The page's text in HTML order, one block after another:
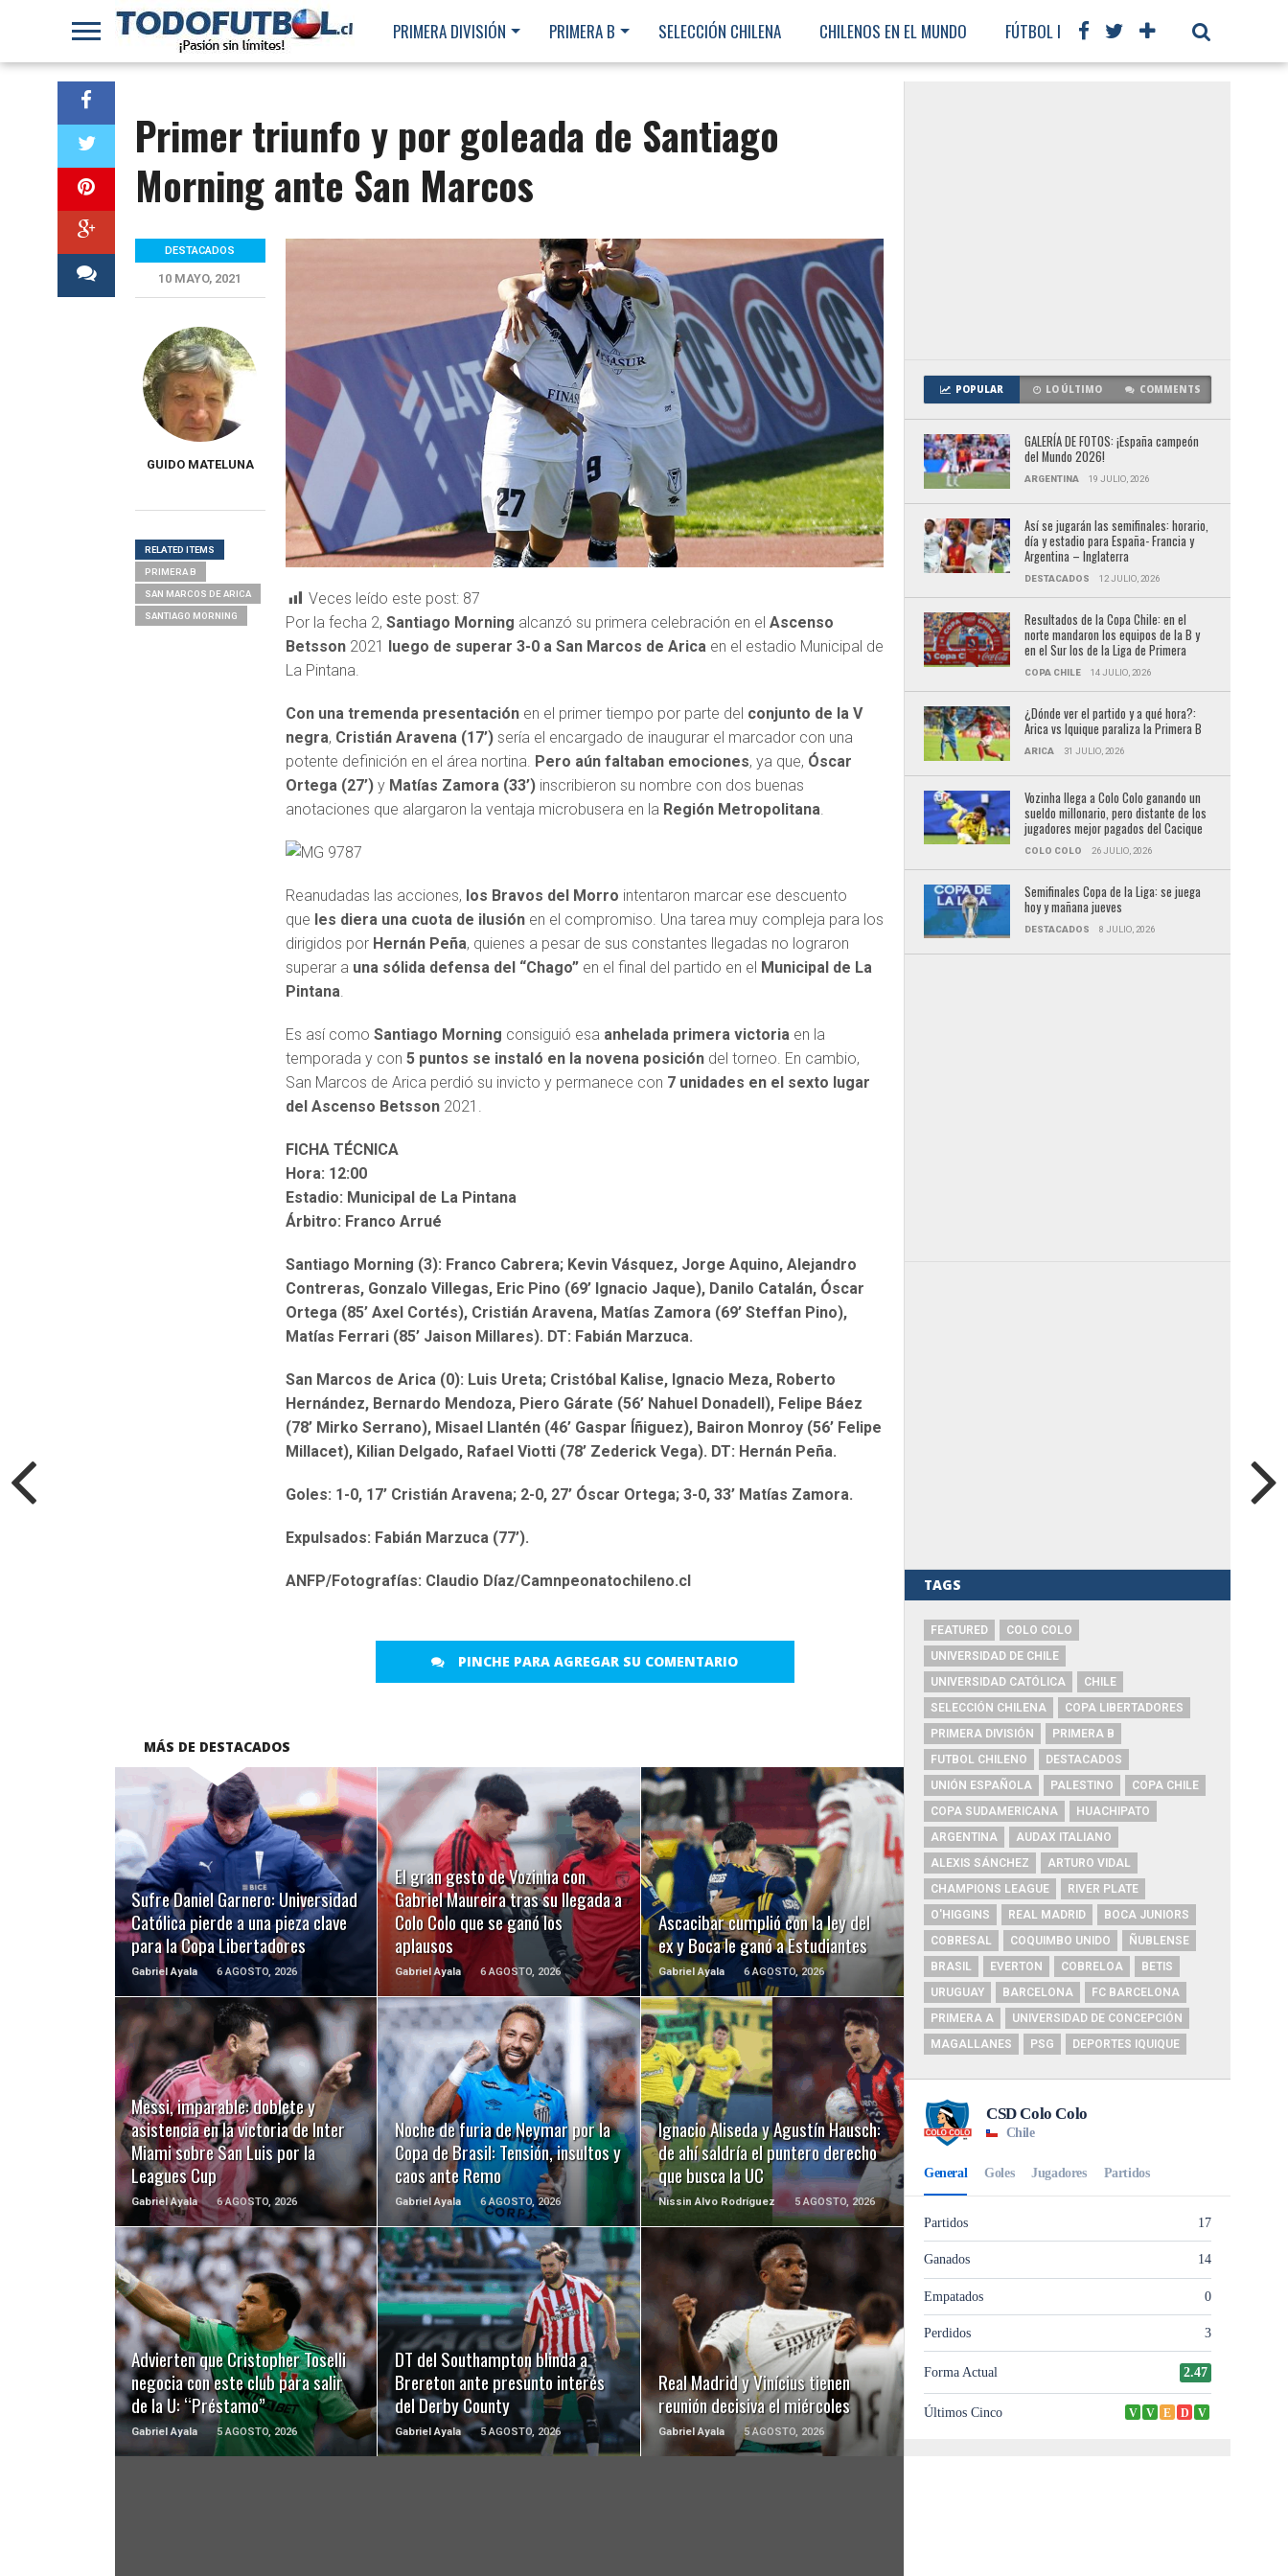
PRIMERA DIVISIÓN PRIMERA B SELECCIÓN CHILENA CHILENOS EN EL MUNDO FÚTBOL INTERNACIONAL
Primer triunfo y por goleada de Santiago
Morning ante San Marcos
Veces leído este post: 87
Por la fecha 2,Santiago Morning alcanzó su primera celebración en elAscenso
Betsson 2021 luego de superar 3-0 a San Marcos de Arica en el estadio Municipal de
La Pintana.
Con una tremenda presentación en el primer tiempo por parte del conjunto de la V
negra, Cristián Aravena (17’) sería el encargado de inaugurar el marcador con una
potente definición en el área nortina. Pero aún faltaban emociones, ya que, Óscar
Ortega (27’)y Matías Zamora (33’) inscribieron su nombre con dos buenas
anotaciones que alargaron la ventaja microbusera en la Región Metropolitana.
Reanudadas las acciones, los Bravos del Morro intentaron marcar ese descuento
que les diera una cuota de ilusión en el compromiso. Una tarea muy compleja para los
dirigidos por Hernán Peña, quienes a pesar de sus constantes llegadas no lograron
superar a una sólida defensa del “Chago” en el final del partido en el Municipal de La
Pintana.
Es así comoSantiago Morning consiguió esa anhelada primera victoria en la
temporada y con5 puntos se instaló en la novena posición del torneo. En cambio,
San Marcos de Arica perdió su invicto y permanece con 7 unidades en el sexto lugar
del Ascenso Betsson 2021.
FICHA TÉCNICA
Hora: 12:00
Estadio: Municipal de La Pintana
Árbitro: Franco Arrué
Santiago Morning (3): Franco Cabrera; Kevin Vásquez, Jorge Aquino, Alejandro
Contreras, Gonzalo Villegas, Eric Pino (69’ Ignacio Jaque), Danilo Catalán, Óscar
Ortega (85’ Axel Cortés), Cristián Aravena, Matías Zamora (69’ Steffan Pino),
Matías Ferrari (85’ Jaison Millares). DT: Fabián Marzuca.
San Marcos de Arica (0): Luis Ureta; Cristóbal Kalise, Ignacio Meza, Roberto
Hernández, Bernardo Mendoza, Piero Gárate (56’ Nahuel Donadell), Felipe Báez
(78’ Mirko Serrano), Misael Llantén (46’ Gaspar Íñiguez), Bairon Monroy (56’ Felipe
Millacet), Kilian Delgado, Rafael Viotti (78’ Zederick Vega). DT: Hernán Peña.
Goles: 1-0, 17’ Cristián Aravena; 2-0, 27’ Óscar Ortega; 3-0, 33’ Matías Zamora.
Expulsados: Fabián Marzuca (77’).
ANFP/Fotografías: Claudio Díaz/Camnpeonatochileno.cl
PINCHE PARA AGREGAR SU COMENTARIO
DESTACADOS
10 MAYO, 2021
GUIDO MATELUNA
RELATED ITEMS
PRIMERA B
SAN MARCOS DE ARICA
SANTIAGO MORNING
MÁS DE DESTACADOS
Sufre Daniel Garnero: Universidad
Católica pierde a una pieza clave
para la Copa Libertadores
Gabriel Ayala 6 AGOSTO, 2026
LEER MÁS
El gran gesto de Vozinha con
Gabriel Maureira tras su llegada a
Colo Colo que se ganó los
aplausos
Gabriel Ayala 6 AGOSTO, 2026
LEER MÁS
Ascacibar cumplió con la ley del
ex y Boca le ganó a Estudiantes
Gabriel Ayala 6 AGOSTO, 2026
LEER MÁS
Messi, imparable: doblete y
asistencia en la victoria de Inter
Miami sobre San Luis por la
Leagues Cup
Gabriel Ayala 6 AGOSTO, 2026
LEER MÁS
Noche de furia de Neymar por la
Copa de Brasil: Tensión, insultos y
caos ante Remo
Gabriel Ayala 6 AGOSTO, 2026
LEER MÁS
Ignacio Aliseda y Agustín Hausch:
de ahí saldría el puntero derecho
que busca la UC
Nissin Alvo Rodríguez 5 AGOSTO, 2026
LEER MÁS
Advierten que Cristopher Toselli
negocia con este club para salir
de la U: “Préstamo”
Gabriel Ayala 5 AGOSTO, 2026
LEER MÁS
DT del Southampton blinda a
Brereton ante presunto interés
del Derby County
Gabriel Ayala 5 AGOSTO, 2026
LEER MÁS
Real Madrid y Vinícius tienen
reunión decisiva el miércoles
Gabriel Ayala 5 AGOSTO, 2026
LEER MÁS
POPULAR LO ÚLTIMO COMMENTS
GALERÍA DE FOTOS: ¡España campeón
del Mundo 2026!
ARGENTINA 19 JULIO, 2026
Así se jugarán las semifinales: horario,
día y estadio para España- Francia y
Argentina – Inglaterra
DESTACADOS 12 JULIO, 2026
Resultados de la Copa Chile: en el
norte mandaron los equipos de la B y
en el Sur los de la Liga de Primera
COPA CHILE 14 JULIO, 2026
¿Dónde ver el partido y a qué hora?:
Arica vs Iquique paraliza la Primera B
ARICA 31 JULIO, 2026
Vozinha llega a Colo Colo ganando un
sueldo millonario, pero distante de los
jugadores mejor pagados del Cacique
COLO COLO 26 JULIO, 2026
Semifinales Copa de la Liga: se juega
hoy y mañana jueves
DESTACADOS 8 JULIO, 2026
TAGS
FEATURED
COLO COLO
UNIVERSIDAD DE CHILE
UNIVERSIDAD CATÓLICA
CHILE
SELECCIÓN CHILENA
COPA LIBERTADORES
PRIMERA DIVISIÓN
PRIMERA B
FUTBOL CHILENO
DESTACADOS
UNIÓN ESPAÑOLA
PALESTINO
COPA CHILE
COPA SUDAMERICANA
HUACHIPATO
ARGENTINA
AUDAX ITALIANO
ALEXIS SÁNCHEZ
ARTURO VIDAL
CHAMPIONS LEAGUE
RIVER PLATE
O'HIGGINS
REAL MADRID
BOCA JUNIORS
COBRESAL
COQUIMBO UNIDO
ÑUBLENSE
BRASIL
EVERTON COBRELOA
BETIS
URUGUAY
BARCELONA
FC BARCELONA
PRIMERA A
UNIVERSIDAD DE CONCEPCIÓN
MAGALLANES
PSG DEPORTES IQUIQUE